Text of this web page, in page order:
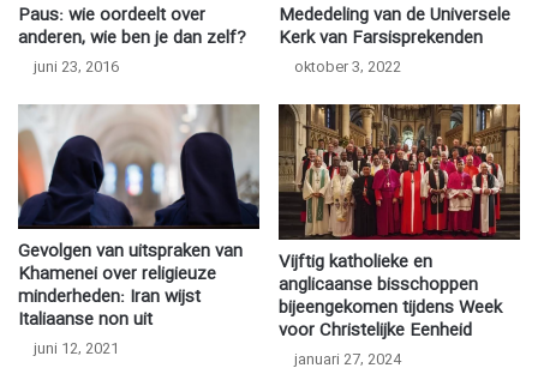
Paus: wie oordeelt over
anderen, wie ben je dan zelf?
juni 23, 2016
Mededeling van de Universele
Kerk van Farsisprekenden
oktober 3, 2022
Gevolgen van uitspraken van
Khamenei over religieuze
minderheden: Iran wijst
Italiaanse non uit
juni 12, 2021
Vijftig katholieke en
anglicaanse bisschoppen
bijeengekomen tijdens Week
voor Christelijke Eenheid
januari 27, 2024